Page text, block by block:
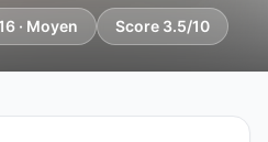
· Moyen Score 3.5/10